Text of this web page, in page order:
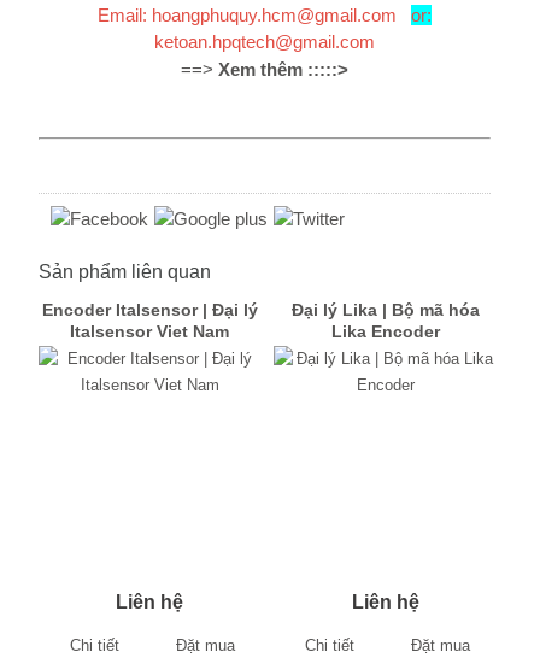
Email: hoangphuquy.hcm@gmail.com or:
ketoan.hpqtech@gmail.com
==> Xem thêm :::::>
Sản phẩm liên quan
Encoder Italsensor | Đại lý
Italsensor Viet Nam
Liên hệ
Chi tiết Đặt mua
Đại lý Lika | Bộ mã hóa
Lika Encoder
Liên hệ
Chi tiết Đặt mua